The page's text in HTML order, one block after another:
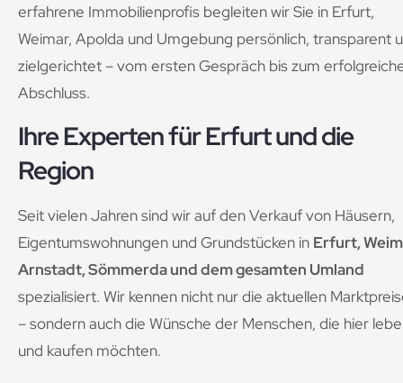
erfahrene Immobilienprofis begleiten wir Sie in Erfurt,
Weimar, Apolda und Umgebung persönlich, transparent
zielgerichtet – vom ersten Gespräch bis zum
Abschluss.
Ihre Experten für Erfurt und die
Region
Seit vielen Jahren sind wir auf den Verkauf von Häusern,
Eigentumswohnungen und Grundstücken in Erfurt,
Arnstadt, Sömmerda und dem gesamten Umland
spezialisiert. Wir kennen nicht nur die aktuellen
– sondern auch die Wünsche der Menschen, die hier
und kaufen möchten.